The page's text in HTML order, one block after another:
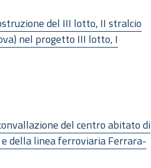
del III lotto, II stralcio
nel progetto III lotto, I
del centro abitato di
della linea ferroviaria Ferrara-